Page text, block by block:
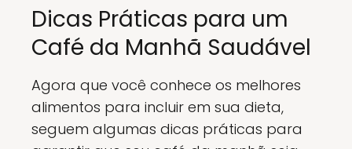
Dicas Práticas para um
Café da Manhã Saudável
Agora que você conhece os melhores
alimentos para incluir em sua dieta,
seguem algumas dicas práticas para